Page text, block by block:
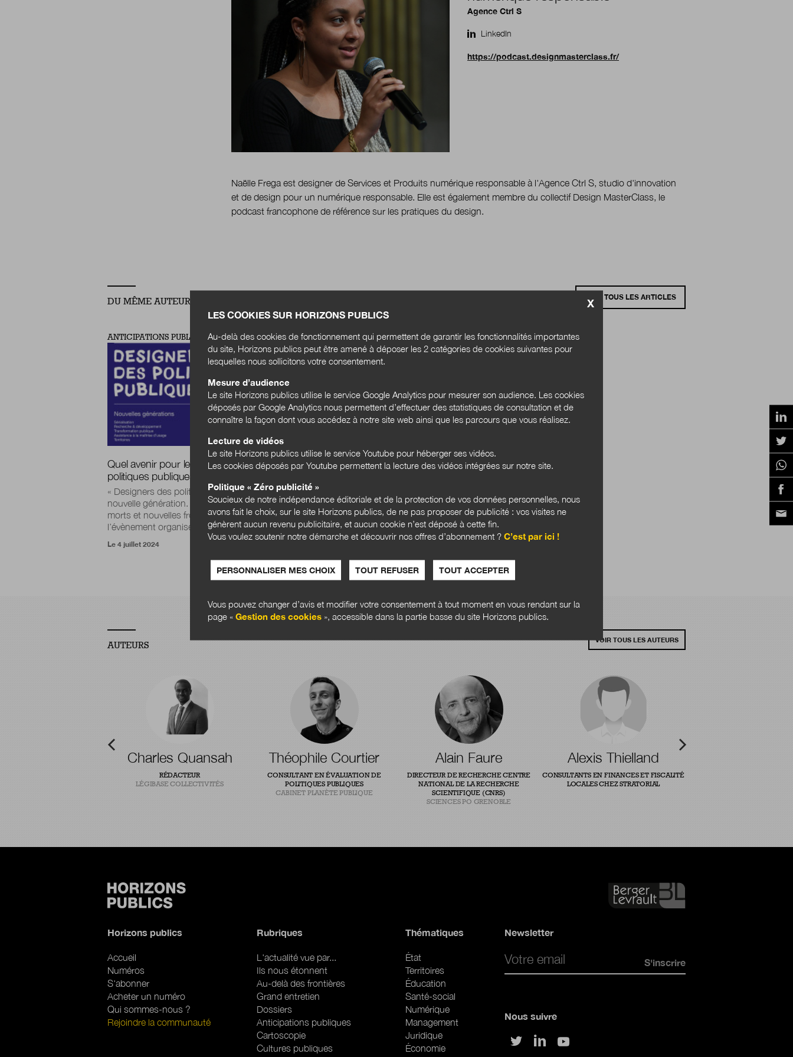
Agence Ctrl S
LinkedIn
https://podcast.designmasterclass.fr/
Naëlle Frega est designer de Services et Produits numérique responsable à l'Agence Ctrl S, studio d'innovation
et de design pour un numérique responsable. Elle est également membre du collectif Design MasterClass, le
podcast francophone de référence sur les pratiques du design.
DU MÊME AUTEUR
ANTICIPATIONS PUBLIQUES
Quel avenir pour le design des
politiques publiques ?
« Designers des politiques publiques :
nouvelle génération. Controverses, angles
morts et nouvelles frontières » : retour sur
l’évènement organisé par...
Le 4 juillet 2024
VOIR TOUS LES ARTICLES
AUTEURS VOIR TOUS LES AUTEURS
Charles Quansah
RÉDACTEUR
LÉGIBASE COLLECTIVITÉS
Théophile Courtier
CONSULTANT EN ÉVALUATION DE
POLITIQUES PUBLIQUES
CABINET PLANÈTE PUBLIQUE
Alain Faure
DIRECTEUR DE RECHERCHE CENTRE
NATIONAL DE LA RECHERCHE
SCIENTIFIQUE (CNRS)
SCIENCES PO GRENOBLE
Alexis Thielland
CONSULTANTS EN FINANCES ET FISCALITÉ
LOCALES CHEZ STRATORIAL
Horizons publics
Accueil
Numéros
S'abonner
Acheter un numéro
Qui sommes-nous ?
Rejoindre la communauté
Rubriques
L'actualité vue par...
Ils nous étonnent
Au-delà des frontières
Grand entretien
Dossiers
Anticipations publiques
Cartoscopie
Cultures publiques
Thématiques
État
Territoires
Éducation
Santé-social
Numérique
Management
Juridique
Économie
Newsletter
Email *
Nous suivre
sur Twittersur LinkedInsur Youtube
X
LES COOKIES SUR HORIZONS PUBLICS
Au-delà des cookies de fonctionnement qui permettent de garantir les fonctionnalités importantes
du site, Horizons publics peut être amené à déposer les 2 catégories de cookies suivantes pour
lesquelles nous sollicitons votre consentement.
Mesure d’audience
Le site Horizons publics utilise le service Google Analytics pour mesurer son audience. Les cookies
déposés par Google Analytics nous permettent d’effectuer des statistiques de consultation et de
connaître la façon dont vous accédez à notre site web ainsi que les parcours que vous réalisez.
Lecture de vidéos
Le site Horizons publics utilise le service Youtube pour héberger ses vidéos.
Les cookies déposés par Youtube permettent la lecture des vidéos intégrées sur notre site.
Politique « Zéro publicité »
Soucieux de notre indépendance éditoriale et de la protection de vos données personnelles, nous
avons fait le choix, sur le site Horizons publics, de ne pas proposer de publicité : vos visites ne
génèrent aucun revenu publicitaire, et aucun cookie n’est déposé à cette fin.
Vous voulez soutenir notre démarche et découvrir nos offres d’abonnement ? C’est par ici !
PERSONNALISER MES CHOIX TOUT REFUSER TOUT ACCEPTER
Vous pouvez changer d’avis et modifier votre consentement à tout moment en vous rendant sur la
page « Gestion des cookies », accessible dans la partie basse du site Horizons publics.